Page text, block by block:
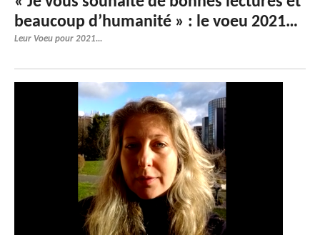
beaucoup d’humanité » : le voeu 2021…
Leur Voeu pour 2021...